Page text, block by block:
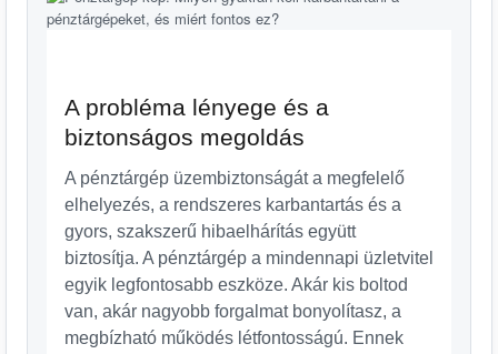
A probléma lényege és a
biztonságos megoldás
A pénztárgép üzembiztonságát a megfelelő
elhelyezés, a rendszeres karbantartás és a
gyors, szakszerű hibaelhárítás együtt
biztosítja. A pénztárgép a mindennapi üzletvitel
egyik legfontosabb eszköze. Akár kis boltod
van, akár nagyobb forgalmat bonyolítasz, a
megbízható működés létfontosságú. Ennek